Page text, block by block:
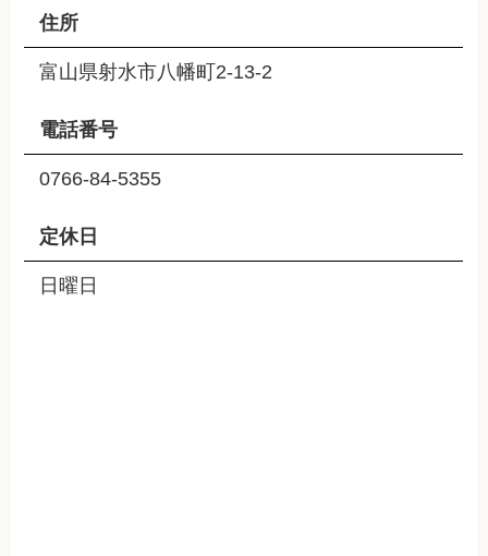
住所
富山県射水市八幡町2-13-2
電話番号
0766-84-5355
定休日
日曜日